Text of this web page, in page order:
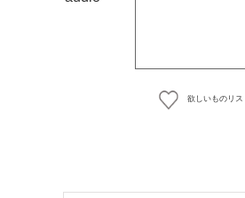
欲しいものリス